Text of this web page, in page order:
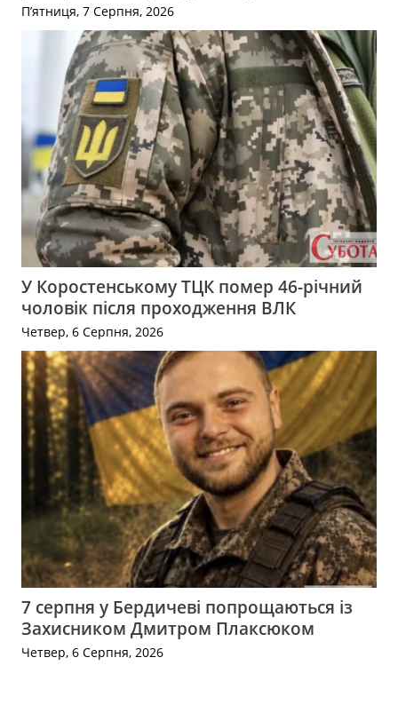
П’ятниця, 7 Серпня, 2026
У Коростенському ТЦК помер 46-річний
чоловік після проходження ВЛК
Четвер, 6 Серпня, 2026
7 серпня у Бердичеві попрощаються із
Захисником Дмитром Плаксюком
Четвер, 6 Серпня, 2026